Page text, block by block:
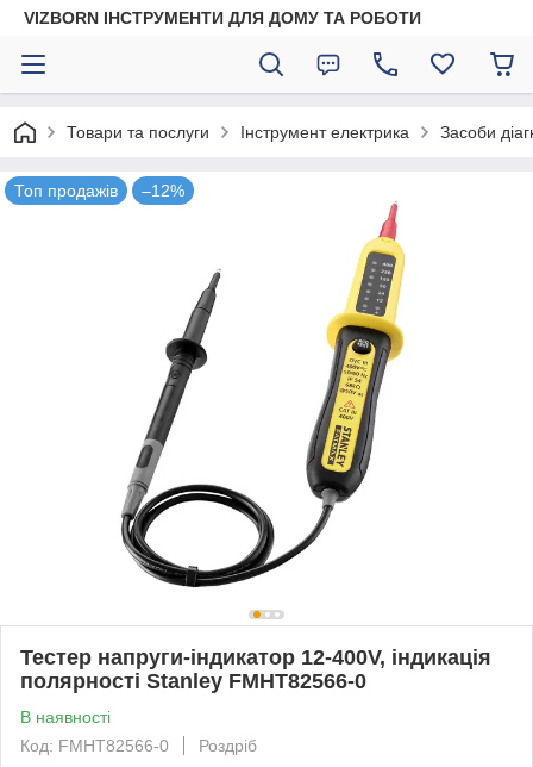
VIZBORN ІНСТРУМЕНТИ ДЛЯ ДОМУ ТА РОБОТИ
Товари та послуги Інструмент електрика Засоби
Топ продажів –12%
Тестер напруги-індикатор 12-400V, індикація
полярності Stanley FMHT82566-0
В наявності
Код: FMHT82566-0
Роздріб